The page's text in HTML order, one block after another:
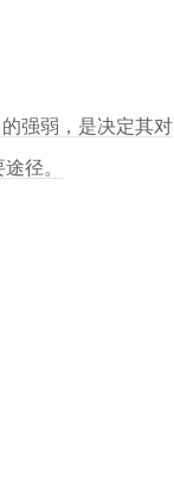
强弱，是决定其对
径。